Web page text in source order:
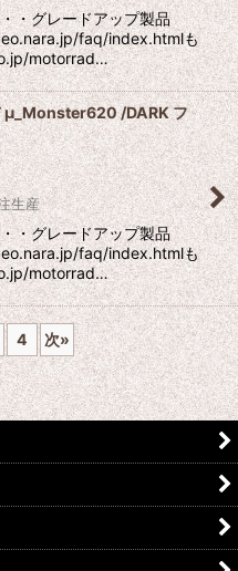
・グレードアップ製品
faq/index.htmlも
motorrad…
μ_Monster620 /DARK フ
生産
・グレードアップ製品
faq/index.htmlも
motorrad…
4 次»